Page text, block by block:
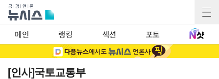
메인 랭킹 섹션 포토
[인사]국토교통부